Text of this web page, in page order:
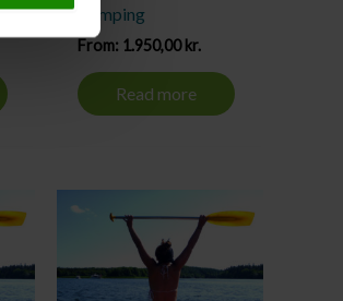
Camping
From: 1.950,00kr.
Read more